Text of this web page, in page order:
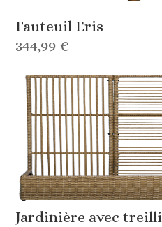
Fauteuil Eris
344,99 €
Jardinière avec